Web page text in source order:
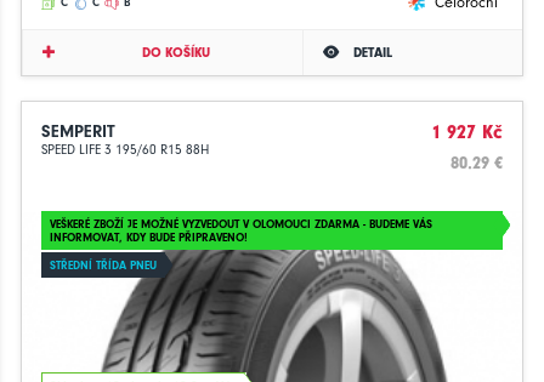
DO KOŠÍKU DETAIL
SEMPERIT
SPEED LIFE 3 195/60 R15 88H
1 927 Kč
80.29 €
VEŠKERÉ ZBOŽÍ JE MOŽNÉ VYZVEDOUT V OLOMOUCI ZDARMA - BUDEME VÁS
INFORMOVAT, KDY BUDE PŘIPRAVENO!
STŘEDNÍ TŘÍDA PNEU